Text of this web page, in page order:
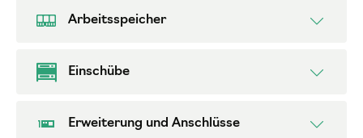
Arbeitsspeicher
Einschübe
Erweiterung und Anschlüsse